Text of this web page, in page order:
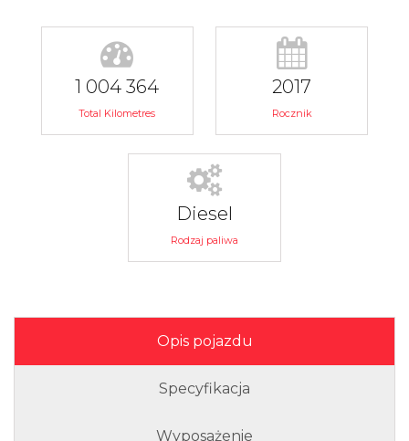
1 004 364
Total Kilometres
2017
Rocznik
Diesel
Rodzaj paliwa
Opis pojazdu
Specyfikacja
Wyposażenie